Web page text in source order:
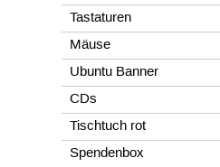
Tastaturen
Mäuse
Ubuntu Banner
CDs
Tischtuch rot
Spendenbox